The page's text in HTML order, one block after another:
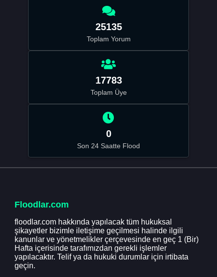
25135
Toplam Yorum
17783
Toplam Üye
0
Son 24 Saatte Flood
Floodlar.com
floodlar.com hakkında yapılacak tüm hukuksal
şikayetler bizimle iletişime geçilmesi halinde ilgili
kanunlar ve yönetmelikler çerçevesinde en geç 1 (Bir)
Hafta içerisinde tarafımızdan gerekli işlemler
yapılacaktır. Telif ya da hukuki durumlar için irtibata
geçin.